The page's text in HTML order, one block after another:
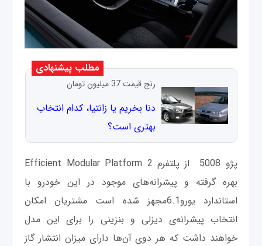
مطلب پیشنهادی
رنج قیمت 37 میلیون تومان
دنا بخریم یا زانتیا، کدام انتخاب
بهتری است؟
پژو 5008 از پلتفرم Efficient Modular Platform 2
بهره گرفته و پیشرانه‌های موجود در این خودرو با
استاندارد یورو6.1مجهز شده است مشتریان امکان
انتخاب پیشرانه‌ی دیزلی و بنزینی را برای این مدل
خواهند داشت که هر دوی آن‌ها دارای میزان انتشار گاز